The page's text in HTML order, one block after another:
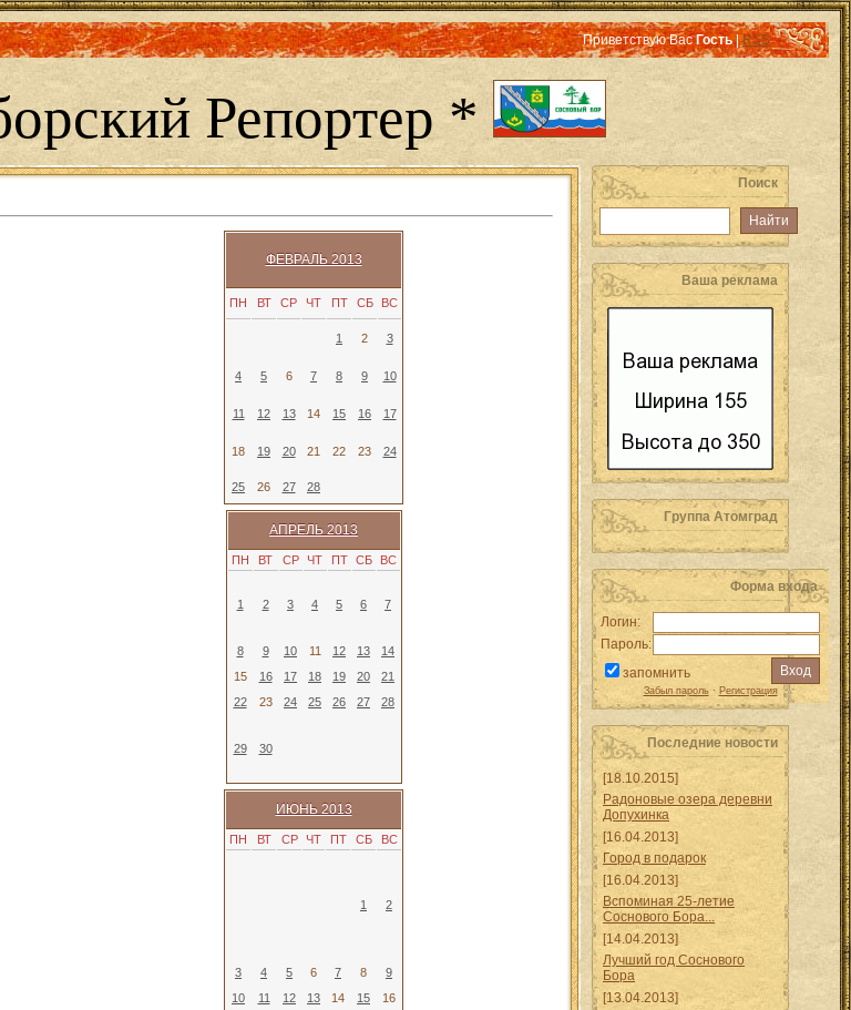
Приветствую Вас Гость|RSS
Репортер *
ФЕВРАЛЬ 2013
ПН ВТ СР ЧТ ПТ СБ ВС
1 2 3
4 5 6 7 8 9 10
11 12 13 14 15 16 17
18 19 20 21 22 23 24
25 26 27 28
АПРЕЛЬ 2013
ПН ВТ СР ЧТ ПТ СБ ВС
1 2 3 4 5 6 7
8 9 10 11 12 13
14
15
16 17 18 19 20
21
22
23 24 25 26 27 28
29 30
ИЮНЬ 2013
ПН ВТ СР ЧТ ПТ СБ ВС
1 2
3 4 5 6 7 8
9
10
11 12 13 14 15
16
Поиск
Ваша реклама
Группа Атомград
Форма входа
Логин:
Пароль:
запомнить
Забыл пароль· Регистрация
Последние новости
[18.10.2015]
Радоновые озера деревни
Допухинка
[16.04.2013]
Город в подарок
[16.04.2013]
Вспоминая 25-летие
Соснового Бора...
[14.04.2013]
Лучший год Соснового
Бора
[13.04.2013]